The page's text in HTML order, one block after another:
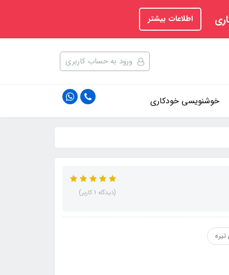
اطلاعات بیشتر
ورود به حساب کاربری
خوشنویسی خودکاری
(دیدگاه 1 کاربر)